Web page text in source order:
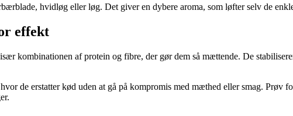
hvidløg eller løg. Det giver en dybere aroma, som løfter selv de
effekt
kombinationen af protein og fibre, der gør dem så mættende. De
de erstatter kød uden at gå på kompromis med mæthed eller smag.